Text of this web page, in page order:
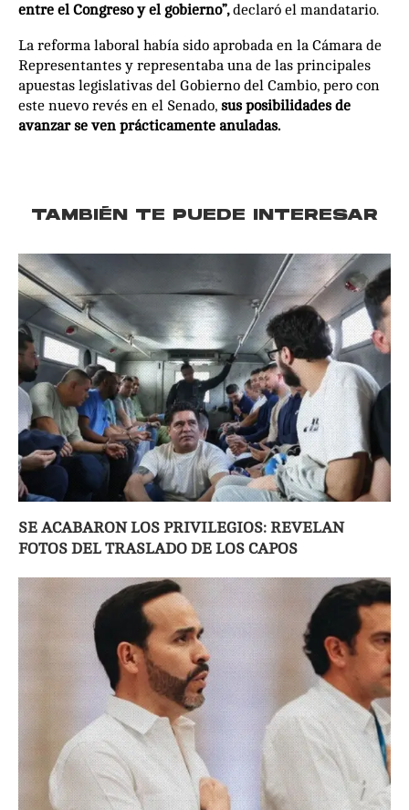
entre el Congreso y el gobierno”,declaró el mandatario.
La reforma laboral había sido aprobada en la Cámara de
Representantes y representaba una de las principales
apuestas legislativas del Gobierno del Cambio, pero con
este nuevo revés en el Senado, sus posibilidades de
avanzar se ven prácticamente anuladas.
TAMBIÉN TE PUEDE INTERESAR
SE ACABARON LOS PRIVILEGIOS: REVELAN
FOTOS DEL TRASLADO DE LOS CAPOS